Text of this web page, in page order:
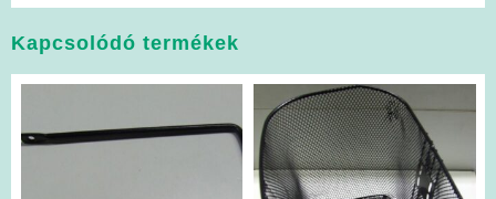
Kapcsolódó termékek